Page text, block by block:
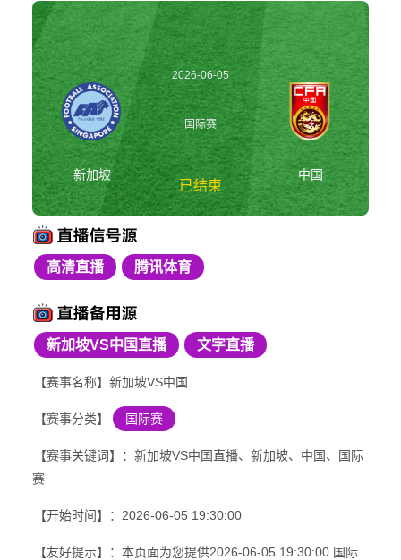
新加坡
2026-06-05
19:30:00
国际赛
已结束
中国
高清直播 腾讯体育
新加坡VS中国直播 文字直播
【赛事名称】新加坡VS中国
【赛事分类】 国际赛
【赛事关键词】：新加坡VS中国直播、新加坡、中国、国际
赛
【开始时间】：2026-06-05 19:30:00
【友好提示】：本页面为您提供2026-06-05 19:30:00 国际